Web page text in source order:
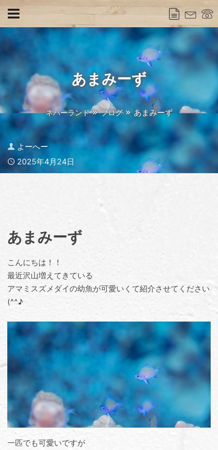
あまみーず
ネバーランド ブログ あまみーず
Author
よーへー
Published
2025年4月24日
あまみーず
こんにちは！！
最近沢山増えてきている
アマミスズメダイの幼魚が可愛いくて紹介させてください
(^^♪
一匹でも可愛いですが